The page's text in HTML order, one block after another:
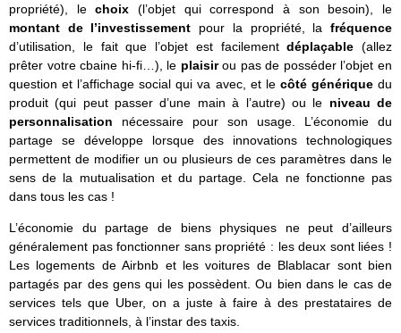
propriété), lechoix(l’objet qui correspond à son besoin), le
montant de l’investissement pour la propriété, lafréquence
d’utilisation, le fait que l’objet est facilementdéplaçable (allez
prêter votre cbaine hi-fi…), le plaisirou pas de posséder l’objet en
question et l’affichage social qui va avec, et le côté génériquedu
produit (qui peut passer d’une main à l’autre) ou le niveau de
personnalisation nécessaire pour son usage. L’économie du
partage se développe lorsque des innovations technologiques
permettent de modifier un ou plusieurs de ces paramètres dans le
sens de la mutualisation et du partage. Cela ne fonctionne pas
dans tous les cas !
L’économie du partage de biens physiques ne peut d’ailleurs
généralement pas fonctionner sans propriété : les deux sont liées !
Les logements de Airbnb et les voitures de Blablacar sont bien
partagés par des gens qui les possèdent. Ou bien dans le cas de
services tels que Uber, on a juste à faire à des prestataires de
services traditionnels, à l’instar des taxis.